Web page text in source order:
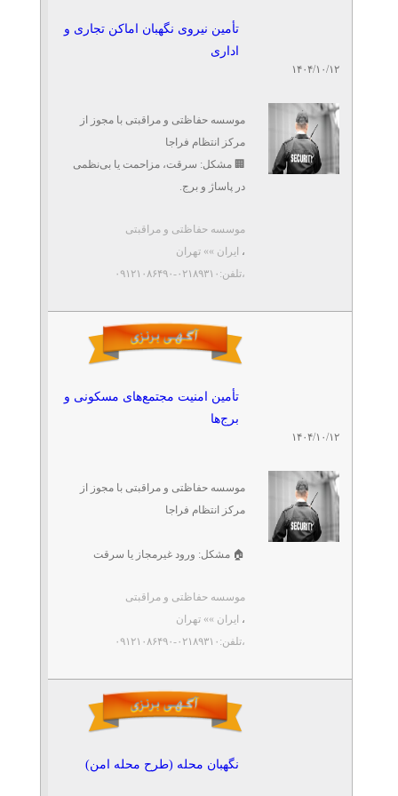
۱۴۰۴/۱۰/۱۲
تأمین نیروی نگهبان اماکن تجاری و
اداری
موسسه حفاظتی و مراقبتی با مجوز از
مرکز انتظام فراجا
🏢 مشکل: سرقت، مزاحمت یا بی‌نظمی
در پاساژ و برج.
و مجهز به ...
موسسه حفاظتی و مراقبتی
، ایران »» تهران
،تلفن:۰۲۱۸۹۳۱۰-۰۹۱۲۱۰۸۶۴۹۰
۱۴۰۴/۱۰/۱۲
تأمین امنیت مجتمع‌های مسکونی و
برج‌ها
موسسه حفاظتی و مراقبتی با مجوز از
مرکز انتظام فراجا
🏠 مشکل: ورود غیرمجاز یا سرقت
✅ مزیت ما: نگهبانان شبانه‌روزی و
سامانه نظارت مرکزی.
🔑 کلیدواژه‌ها: نگهبان برج، ...
موسسه حفاظتی و مراقبتی
، ایران »» تهران
،تلفن:۰۲۱۸۹۳۱۰-۰۹۱۲۱۰۸۶۴۹۰
نگهبان محله (طرح محله امن)